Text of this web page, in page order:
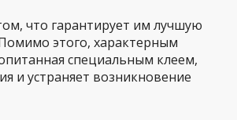
что гарантирует им лучшую
этого, характерным
специальным клеем,
и устраняет возникновение